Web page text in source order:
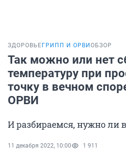
ЗДОРОВЬЕ ГРИПП И ОРВИ ОБЗОР
Так можно или нет
температуру при
точку в вечном
ОРВИ
И разбираемся, нужно ли
11 декабря 2022, 10:00 1 911